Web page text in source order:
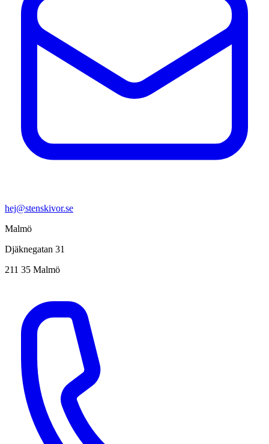
hej@stenskivor.se
Malmö
Djäknegatan 31
211 35 Malmö